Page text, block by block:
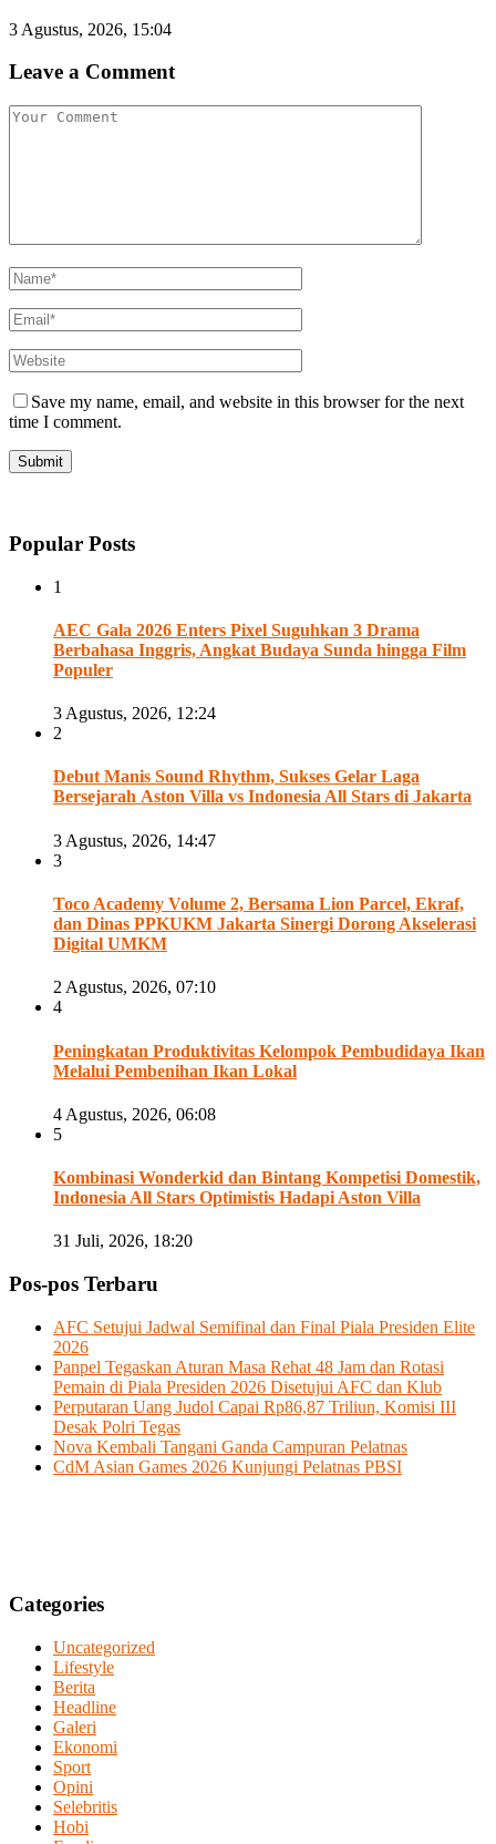
3 Agustus, 2026, 15:04
Leave a Comment
Save my name, email, and website in this browser for the next
time I comment.
Popular Posts
1
AEC Gala 2026 Enters Pixel Suguhkan 3 Drama
Berbahasa Inggris, Angkat Budaya Sunda hingga Film
Populer
3 Agustus, 2026, 12:24
2
Debut Manis Sound Rhythm, Sukses Gelar Laga
Bersejarah Aston Villa vs Indonesia All Stars di Jakarta
3 Agustus, 2026, 14:47
3
Toco Academy Volume 2, Bersama Lion Parcel, Ekraf,
dan Dinas PPKUKM Jakarta Sinergi Dorong Akselerasi
Digital UMKM
2 Agustus, 2026, 07:10
4
Peningkatan Produktivitas Kelompok Pembudidaya Ikan
Melalui Pembenihan Ikan Lokal
4 Agustus, 2026, 06:08
5
Kombinasi Wonderkid dan Bintang Kompetisi Domestik,
Indonesia All Stars Optimistis Hadapi Aston Villa
31 Juli, 2026, 18:20
Pos-pos Terbaru
AFC Setujui Jadwal Semifinal dan Final Piala Presiden Elite
2026
Panpel Tegaskan Aturan Masa Rehat 48 Jam dan Rotasi
Pemain di Piala Presiden 2026 Disetujui AFC dan Klub
Perputaran Uang Judol Capai Rp86,87 Triliun, Komisi III
Desak Polri Tegas
Nova Kembali Tangani Ganda Campuran Pelatnas
CdM Asian Games 2026 Kunjungi Pelatnas PBSI
Categories
Uncategorized
Lifestyle
Berita
Headline
Galeri
Ekonomi
Sport
Opini
Selebritis
Hobi